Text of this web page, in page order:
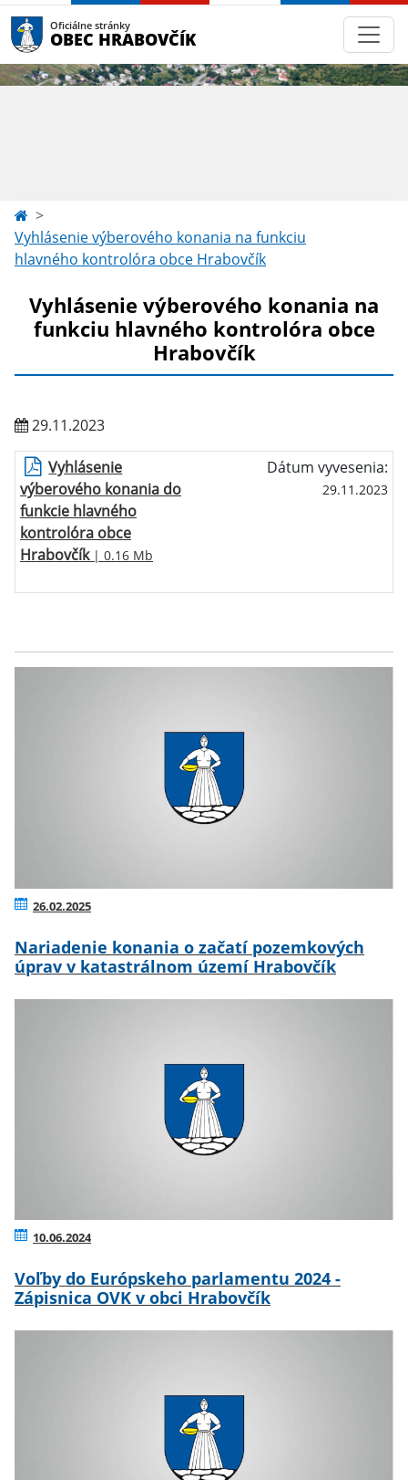
Oficiálne stránky
OBEC HRABOVČÍK
Vyhlásenie výberového konania na funkciu
hlavného kontrolóra obce Hrabovčík
Vyhlásenie výberového konania na
funkciu hlavného kontrolóra obce
Hrabovčík
29.11.2023
Vyhlásenie
výberového konania do
funkcie hlavného
kontrolóra obce
Hrabovčík| 0.16 Mb
Dátum vyvesenia:
29.11.2023
26.02.2025
Nariadenie konania o začatí pozemkových
úprav v katastrálnom území Hrabovčík
10.06.2024
Voľby do Európskeho parlamentu 2024 -
Zápisnica OVK v obci Hrabovčík